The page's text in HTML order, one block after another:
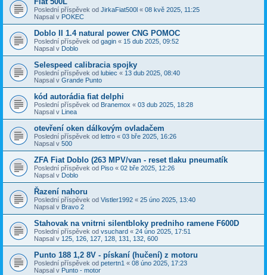
Poslední příspěvek od JirkaFiat500l « 08 kvě 2025, 11:25
Napsal v POKEC
Doblo II 1.4 natural power CNG POMOC
Poslední příspěvek od gagin « 15 dub 2025, 09:52
Napsal v Doblo
Selespeed calibracia spojky
Poslední příspěvek od lubiec « 13 dub 2025, 08:40
Napsal v Grande Punto
kód autorádia fiat delphi
Poslední příspěvek od Branemox « 03 dub 2025, 18:28
Napsal v Linea
otevření oken dálkovým ovladačem
Poslední příspěvek od lettro « 03 bře 2025, 16:26
Napsal v 500
ZFA Fiat Doblo (263 MPV/van - reset tlaku pneumatík
Poslední příspěvek od Piso « 02 bře 2025, 12:26
Napsal v Doblo
Řazení nahoru
Poslední příspěvek od Vistler1992 « 25 úno 2025, 13:40
Napsal v Bravo 2
Stahovak na vnitrni silentbloky predniho ramene F600D
Poslední příspěvek od vsuchard « 24 úno 2025, 17:51
Napsal v 125, 126, 127, 128, 131, 132, 600
Punto 188 1,2 8V - pískaní (hučení) z motoru
Poslední příspěvek od petertn1 « 08 úno 2025, 17:23
Napsal v Punto - motor